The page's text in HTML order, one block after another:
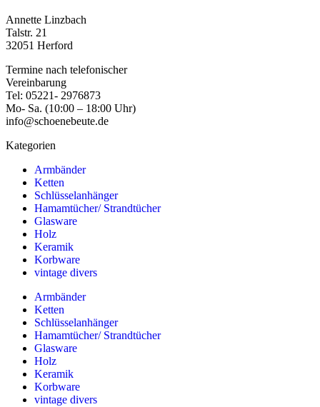
Annette Linzbach
Talstr. 21
32051 Herford
Termine nach telefonischer
Vereinbarung
Tel: 05221- 2976873
Mo- Sa. (10:00 – 18:00 Uhr)
info@schoenebeute.de
Kategorien
Armbänder
Ketten
Schlüsselanhänger
Hamamtücher/ Strandtücher
Glasware
Holz
Keramik
Korbware
vintage divers
Armbänder
Ketten
Schlüsselanhänger
Hamamtücher/ Strandtücher
Glasware
Holz
Keramik
Korbware
vintage divers